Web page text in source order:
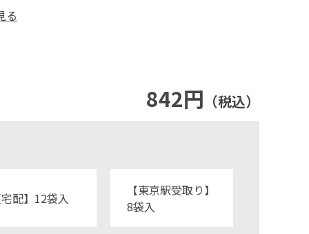
842円 （税込）
宅配】12袋入
【東京駅受取り】
8袋入
る